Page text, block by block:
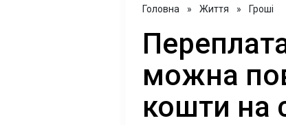
Головна » Життя » Гроші
можна
кошти на